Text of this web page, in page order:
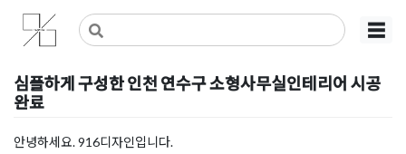
Skip
content
사무실인테리어 디자인 공사 비용견적 플랫폼
사무실인테리어 916
☰
심플하게 구성한 인천 연수구 소형사무실인테리어 시공
완료
Posted on2021년 1월 20일
안녕하세요. 916디자인입니다.